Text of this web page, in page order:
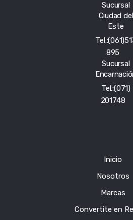
Sucursal
Ciudad del
Este
895
Sucursal
Tel.:(071)
201748
Inicio
Nosotros
Marcas
Convertite en